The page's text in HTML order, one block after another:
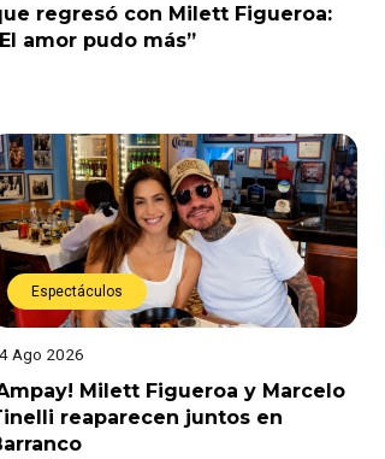
regresó con Milett Figueroa:
amor pudo más”
Espectáculos
Ago 2026
Milett Figueroa y Marcelo
reaparecen juntos en